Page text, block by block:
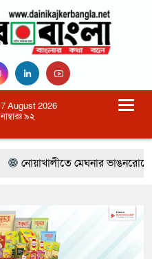
August 2026
৯২
নোয়াখালীতে মেঘনার ভাঙনরোধে